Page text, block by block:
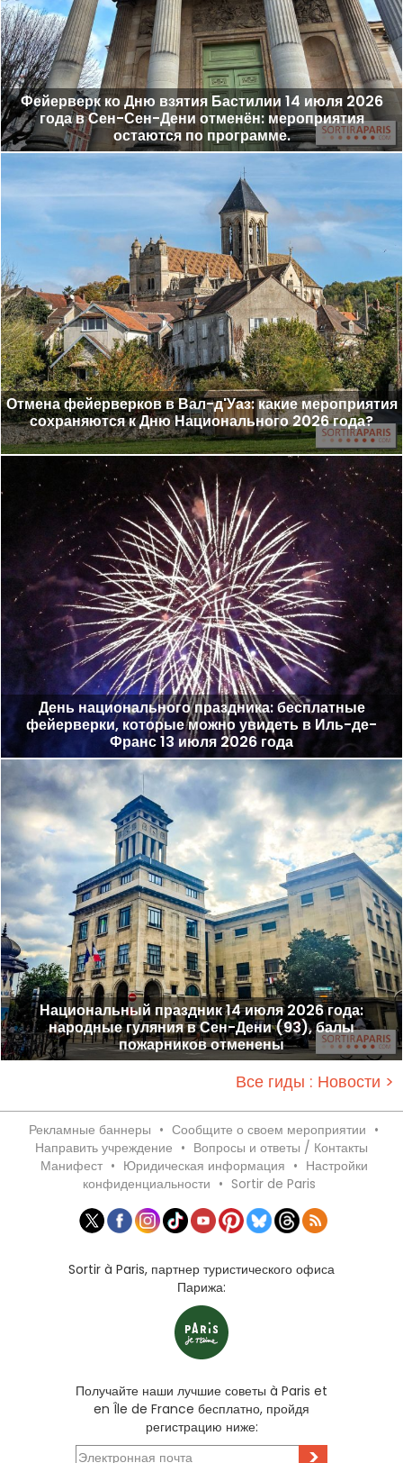
Фейерверк ко Дню взятия Бастилии 14 июля 2026
года в Сен-Сен-Дени отменён: мероприятия
остаются по программе.
Отмена фейерверков в Вал-д'Уаз: какие мероприятия
сохраняются к Дню Национального 2026 года?
День национального праздника: бесплатные
фейерверки, которые можно увидеть в Иль-де-
Франс 13 июля 2026 года
Национальный праздник 14 июля 2026 года:
народные гуляния в Сен-Дени (93), балы
пожарников отменены
Все гиды : Новости >
Рекламные баннеры • Сообщите о своем мероприятии •
Направить учреждение • Вопросы и ответы / Контакты
Манифест • Юридическая информация • Настройки
конфиденциальности • Sortir de Paris
Sortir à Paris, партнер туристического офиса
Парижа:
Получайте наши лучшие советы à Paris et
en Île de France бесплатно, пройдя
регистрацию ниже: